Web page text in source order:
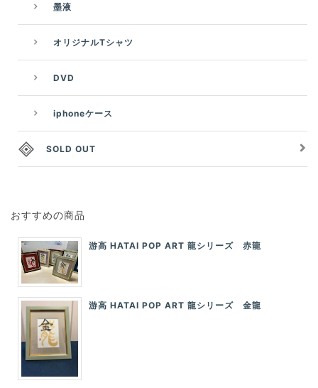
墨液
オリジナルTシャツ
DVD
iphoneケース
SOLD OUT
おすすめの商品
游高 HATAI POP ART 龍シリーズ 赤龍
游高 HATAI POP ART 龍シリーズ 金龍